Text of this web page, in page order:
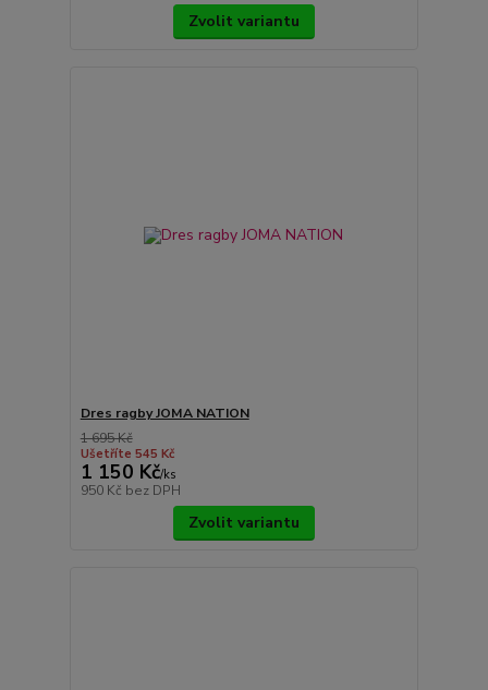
Zvolit variantu
Dres ragby JOMA NATION
1 695 Kč
Ušetříte 545 Kč
1 150 Kč/ks
950 Kč bez DPH
Zvolit variantu